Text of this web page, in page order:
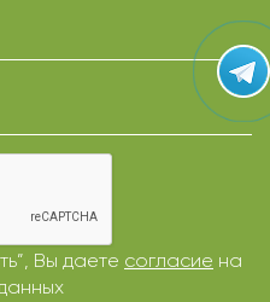
Вы даете согласие на